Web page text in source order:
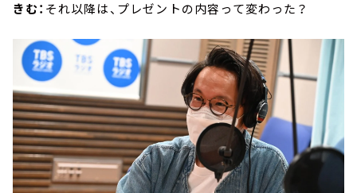
きむ： それ以降は、プレゼントの内容って変わった？